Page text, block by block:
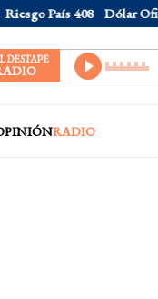
País 408 Dólar Oficial
DESTAPE
RADIO